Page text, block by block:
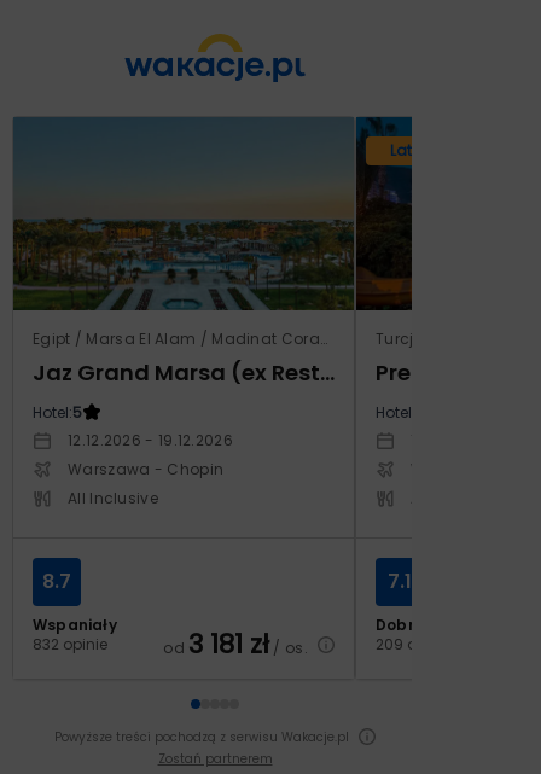
Egipt / Marsa El Alam / Madinat Coraya
Jaz Grand Marsa (ex Resta Grand Resort)
Hotel:5
12.12.2026 - 19.12.2026
Warszawa - Chopin
All Inclusive
Wspaniały
832 opinie
8.7
od 3 181 zł/ os.
Lato 2026
Turcja / Riwiera
Prestige
Hotel:
Warszawa -
Dobry
209 opinii
7.1
Powyższe treści pochodzą z serwisu Wakacje.pl
Zostań partnerem